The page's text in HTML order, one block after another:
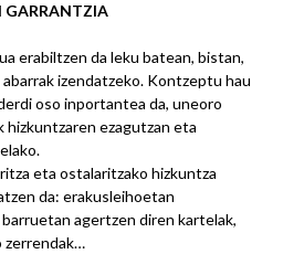
GARRANTZIA
erabiltzen da leku batean, bistan,
izendatzeko. Kontzeptu hau
oso inportantea da, uneoro
ezagutzan eta
eta ostalaritzako hizkuntza
da: erakusleihoetan
agertzen diren kartelak,
zerrendak…